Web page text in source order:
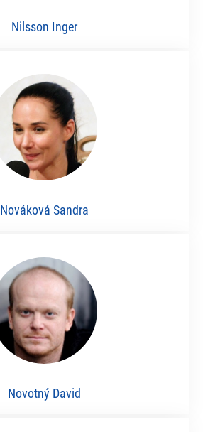
Nilsson Inger
Nováková Sandra
Novotný David